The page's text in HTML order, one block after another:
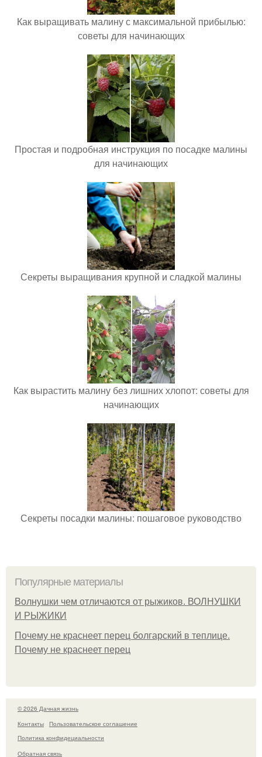
Как выращивать малину с максимальной прибылью:
советы для начинающих
Простая и подробная инструкция по посадке малины
для начинающих
Секреты выращивания крупной и сладкой малины
Как вырастить малину без лишних хлопот: советы для
начинающих
Секреты посадки малины: пошаговое руководство
Популярные материалы
Волнушки чем отличаются от рыжиков. ВОЛНУШКИ
И РЫЖИКИ
Почему не краснеет перец болгарский в теплице.
Почему не краснеет перец
© 2026 Дачная жизнь
Контакты
Пользовательское соглашение
Политика конфидециальности
Обратная связь